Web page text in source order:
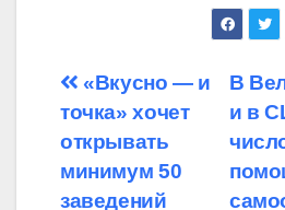
Навигация
по
записям
В
и в
«Вкусно — и
точка» хочет
открывать
минимум 50
заведений